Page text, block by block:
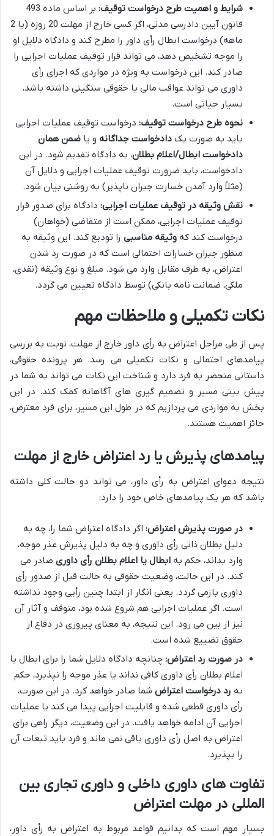
شرایط و اهمیت طرح درخواست توقیف:
بر اساس ماده 493
قانون آیین دادرسی مدنی، اگر کسی خارج از مهلت 20 روزه (یا 2
ماهه) درخواست ابطال رأی داور را مطرح کند و دادگاه دلایل او
را موجه تشخیص دهد، می تواند قرار توقیف عملیات اجرایی را
صادر کند. این درخواست به ویژه در مواردی که اجرای رأی
داوری می تواند عواقب مالی یا حقوقی سنگینی داشته باشد،
بسیار حیاتی است.
نحوه طرح درخواست توقیف: درخواست توقیف عملیات اجرایی
باید به صورت یک دادخواست جداگانه و یا ضمن همان
دادخواست ابطال/اعلام بطلان، به دادگاه تقدیم شود. در این
دادخواست، باید ضرورت توقیف عملیات اجرایی و دلایل آن
(مثلاً وارد آمدن خسارت جبران ناپذیر) به روشنی بیان شود.
نقش وثیقه در توقیف عملیات اجرایی: دادگاه برای صدور قرار
توقیف عملیات اجرایی، ممکن است از متقاضی (خواهان)
درخواست کند که وثیقه مناسبی را تودیع کند. این وثیقه به
منظور جبران خسارات احتمالی است که در صورت رد شدن
اعتراض، به طرف مقابل وارد می شود. مبلغ و نوع وثیقه (نقدی،
ملکی، ضمانت نامه بانکی) توسط دادگاه تعیین می گردد.
نکات تکمیلی و ملاحظات مهم
پس از طی مراحل اعتراض به رأی داور خارج از مهلت، نوبت به بررسی
پیامدهای احتمالی و نکات تکمیلی می رسد. هر پرونده حقوقی،
داستانی منحصر به فرد دارد و شناخت این نکات می تواند به شما در
پیش بینی مسیر و تصمیم گیری های آگاهانه کمک کند. در این
بخش به مواردی می پردازیم که در طول این مسیر، برای فرد معترض،
حائز اهمیت هستند.
پیامدهای پذیرش یا رد اعتراض خارج از مهلت
نتیجه دعوای اعتراض به رأی داور، می تواند دو حالت کلی داشته
باشد که هر یک پیامدهای خاص خود را دارد:
در صورت پذیرش اعتراض: اگر دادگاه اعتراض شما را، چه به
دلیل بطلان ذاتی رأی داوری و چه به دلیل پذیرش عذر موجه،
وارد بداند، حکم به ابطال یا اعلام بطلان رأی داوری صادر می
کند. در این حالت، وضعیت حقوقی به حالت قبل از صدور رأی
داوری بازمی گردد. یعنی انگار از ابتدا چنین رأیی وجود نداشته
است. اگر عملیات اجرایی هم شروع شده بود، متوقف و آثار آن
نیز از بین می رود. این نتیجه، به معنای پیروزی در دفاع از
حقوق تضییع شده است.
در صورت رد اعتراض: چنانچه دادگاه دلایل شما را برای ابطال یا
اعلام بطلان رأی داوری کافی نداند یا عذر موجه را نپذیرد، حکم
به رد درخواست اعتراض شما صادر خواهد کرد. در این صورت،
رأی داوری قطعی شده و قابلیت اجرایی پیدا می کند یا عملیات
اجرایی آن ادامه خواهد یافت. در این وضعیت، دیگر راهی برای
اعتراض به اصل رأی داوری باقی نمی ماند و فرد باید تبعات آن
را بپذیرد.
تفاوت های داوری داخلی و داوری تجاری بین
المللی در مهلت اعتراض
بسیار مهم است که بدانیم قواعد مربوط به اعتراض به رأی داور،